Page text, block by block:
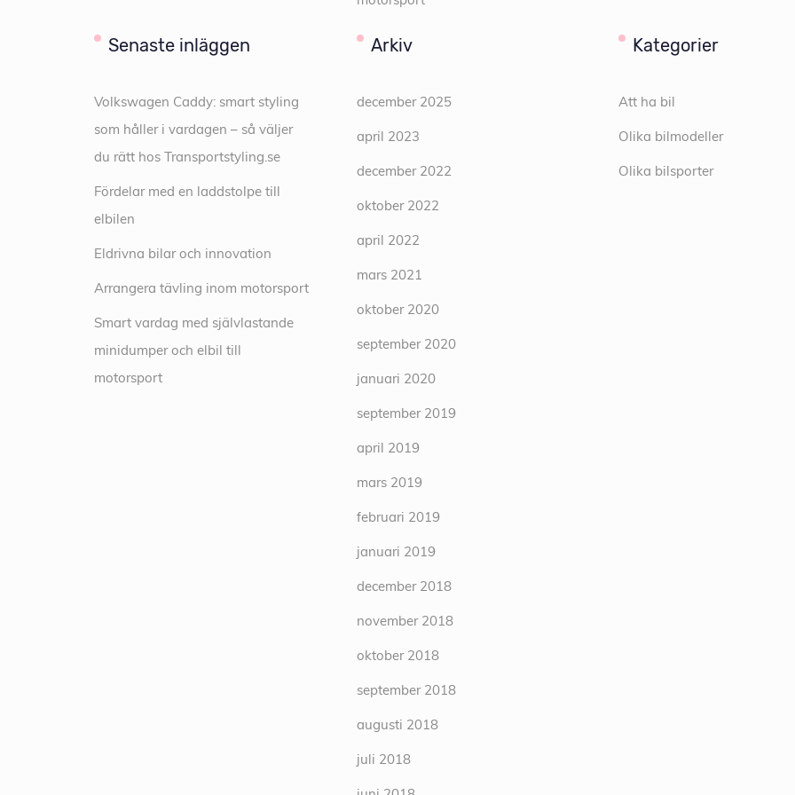
Senaste inläggen
Volkswagen Caddy: smart styling
som håller i vardagen – så väljer
du rätt hos Transportstyling.se
Fördelar med en laddstolpe till
elbilen
Eldrivna bilar och innovation
Arrangera tävling inom motorsport
Smart vardag med självlastande
minidumper och elbil till
motorsport
Arkiv
december 2025
april 2023
december 2022
oktober 2022
april 2022
mars 2021
oktober 2020
september 2020
januari 2020
september 2019
april 2019
mars 2019
februari 2019
januari 2019
december 2018
november 2018
oktober 2018
september 2018
augusti 2018
juli 2018
Kategorier
Att ha bil
Olika bilmodeller
Olika bilsporter